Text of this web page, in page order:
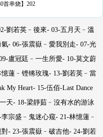
首串烧】202
劉若英﹣後來- 03-五月天﹣溫
- 06-張震嶽﹣愛我別走- 07-光
盧冠廷﹣一生所愛- 10-莫文蔚
蓮﹣铿锵玫瑰- 13-劉若英﹣當
My Heart- 15-伍佰-Last Dance
天- 18-梁靜茹﹣沒有水的游泳
宗盛﹣鬼迷心窥- 21-林憶蓮﹣
- 23-張震嶽﹣破吉他- 24-劉若